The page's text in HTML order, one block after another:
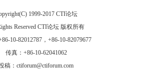
1999-2017 CTI论坛
Reserved CTI论坛 版权所有
10-82012787，+86-10-82079677
传真：+86-10-62041062
稿：ctiforum@ctiforum.com